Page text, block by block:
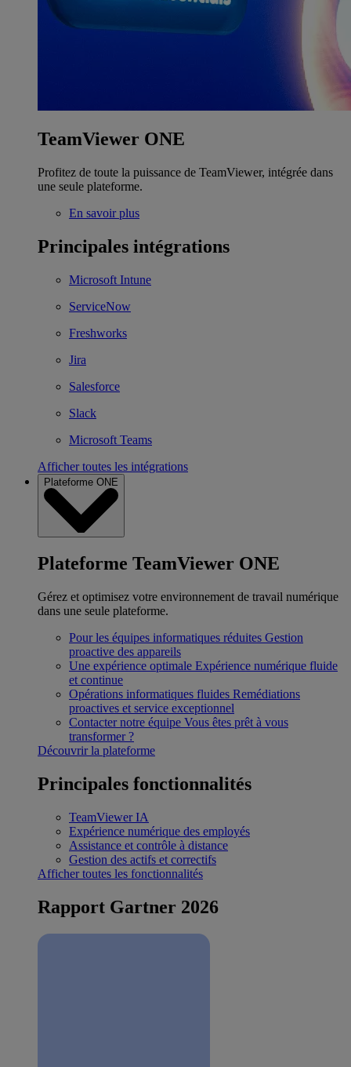
TeamViewer ONE
Profitez de toute la puissance de TeamViewer, intégrée dans
une seule plateforme.
En savoir plus
Principales intégrations
Microsoft Intune
ServiceNow
Freshworks
Jira
Salesforce
Slack
Microsoft Teams
Afficher toutes les intégrations
Plateforme ONE
Plateforme TeamViewer ONE
Gérez et optimisez votre environnement de travail numérique
dans une seule plateforme.
Pour les équipes informatiques réduites Gestion
proactive des appareils
Une expérience optimale Expérience numérique fluide
et continue
Opérations informatiques fluides Remédiations
proactives et service exceptionnel
Contacter notre équipe Vous êtes prêt à vous
transformer ?
Découvrir la plateforme
Principales fonctionnalités
TeamViewer IA
Expérience numérique des employés
Assistance et contrôle à distance
Gestion des actifs et correctifs
Afficher toutes les fonctionnalités
Rapport Gartner 2026